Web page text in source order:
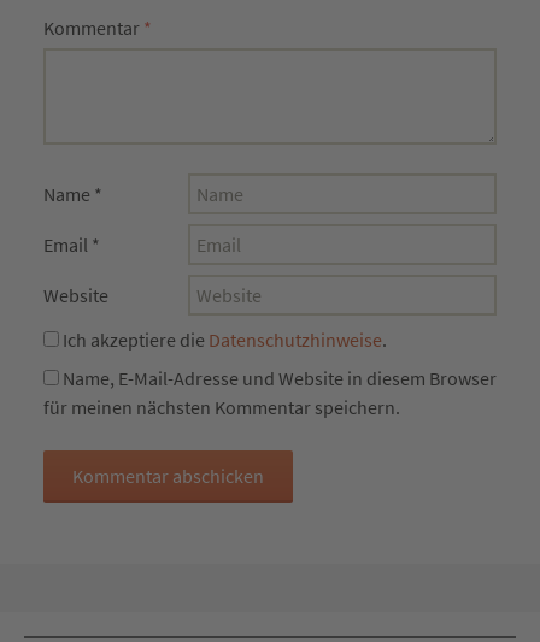
Kommentar *
Name *
Email *
Website
Ich akzeptiere die Datenschutzhinweise.
Name, E-Mail-Adresse und Website in diesem Browser
für meinen nächsten Kommentar speichern.